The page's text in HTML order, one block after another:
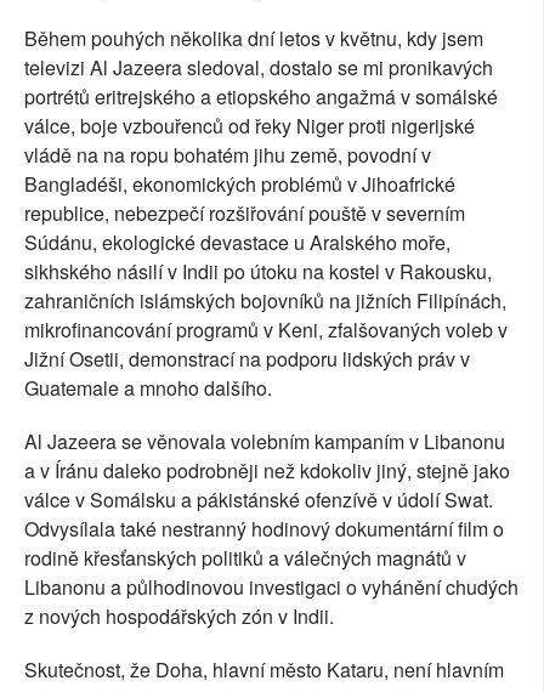
Během pouhých několika dní letos v květnu, kdy jsem
televizi Al Jazeera sledoval, dostalo se mi pronikavých
portrétů eritrejského a etiopského angažmá v somálské
válce, boje vzbouřenců od řeky Niger proti nigerijské
vládě na na ropu bohatém jihu země, povodní v
Bangladéši, ekonomických problémů v Jihoafrické
republice, nebezpečí rozšiřování pouště v severním
Súdánu, ekologické devastace u Aralského moře,
sikhského násilí v Indii po útoku na kostel v Rakousku,
zahraničních islámských bojovníků na jižních Filipínách,
mikrofinancování programů v Keni, zfalšovaných voleb v
Jižní Osetii, demonstrací na podporu lidských práv v
Guatemale a mnoho dalšího.
Al Jazeera se věnovala volebním kampaním v Libanonu
a v Íránu daleko podrobněji než kdokoliv jiný, stejně jako
válce v Somálsku a pákistánské ofenzívě v údolí Swat.
Odvysílala také nestranný hodinový dokumentární film o
rodině křesťanských politiků a válečných magnátů v
Libanonu a půlhodinovou investigaci o vyhánění chudých
z nových hospodářských zón v Indii.
Skutečnost, že Doha, hlavní město Kataru, není hlavním